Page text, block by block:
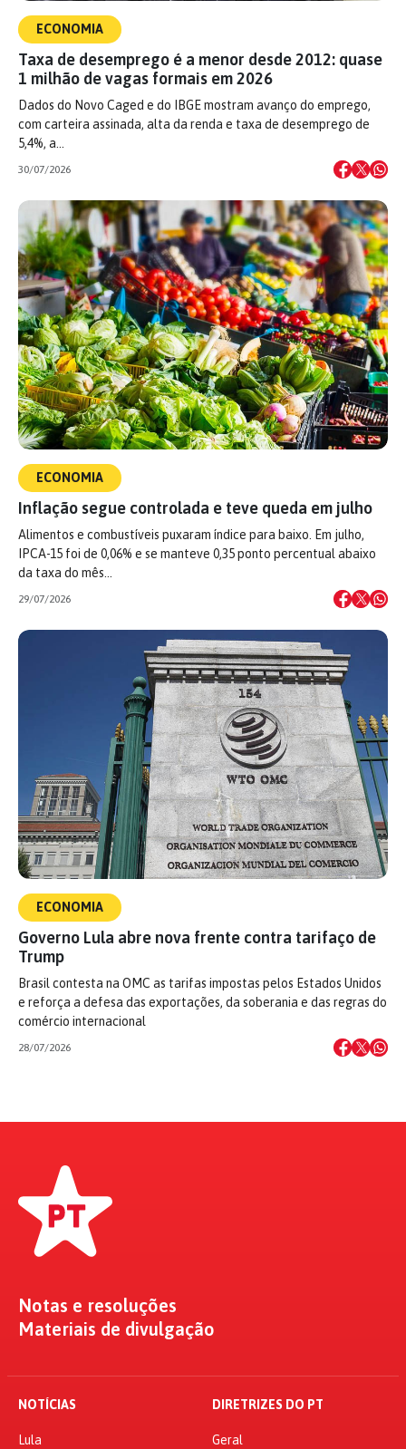
ECONOMIA
Taxa de desemprego é a menor desde 2012: quase
1 milhão de vagas formais em 2026
Dados do Novo Caged e do IBGE mostram avanço do emprego,
com carteira assinada, alta da renda e taxa de desemprego de
5,4%, a…
30/07/2026
ECONOMIA
Inflação segue controlada e teve queda em julho
Alimentos e combustíveis puxaram índice para baixo. Em julho,
IPCA-15 foi de 0,06% e se manteve 0,35 ponto percentual abaixo
da taxa do mês…
29/07/2026
ECONOMIA
Governo Lula abre nova frente contra tarifaço de
Trump
Brasil contesta na OMC as tarifas impostas pelos Estados Unidos
e reforça a defesa das exportações, da soberania e das regras do
comércio internacional
28/07/2026
Notas e resoluções
Materiais de divulgação
NOTÍCIAS
Lula
DIRETRIZES DO PT
Geral